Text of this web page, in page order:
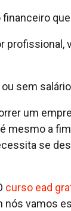
profissional,
sem
um
mesmo a
se
curso ead
nós vamos